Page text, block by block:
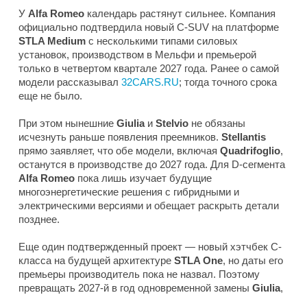
У Alfa Romeo календарь растянут сильнее. Компания
официально подтвердила новый C-SUV на платформе
STLA Medium с несколькими типами силовых
установок, производством в Мельфи и премьерой
только в четвертом квартале 2027 года. Ранее о самой
модели рассказывал 32CARS.RU; тогда точного срока
еще не было.
При этом нынешние Giuliaи Stelvio не обязаны
исчезнуть раньше появления преемников. Stellantis
прямо заявляет, что обе модели, включая Quadrifoglio,
останутся в производстве до 2027 года. Для D-сегмента
Alfa Romeo пока лишь изучает будущие
многоэнергетические решения с гибридными и
электрическими версиями и обещает раскрыть детали
позднее.
Еще один подтвержденный проект — новый хэтчбек C-
класса на будущей архитектуре STLA One, но даты его
премьеры производитель пока не назвал. Поэтому
превращать 2027-й в год одновременной замены Giulia,